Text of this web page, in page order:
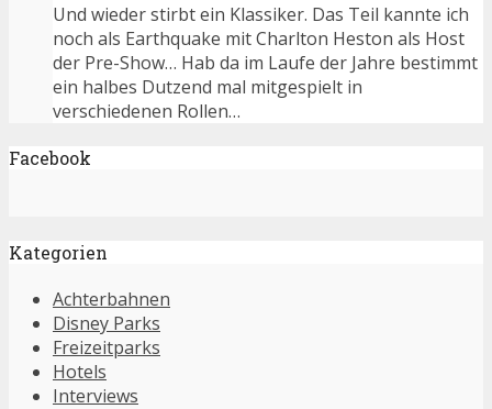
Und wieder stirbt ein Klassiker. Das Teil kannte ich
noch als Earthquake mit Charlton Heston als Host
der Pre-Show… Hab da im Laufe der Jahre bestimmt
ein halbes Dutzend mal mitgespielt in
verschiedenen Rollen…
Facebook
Kategorien
Achterbahnen
Disney Parks
Freizeitparks
Hotels
Interviews